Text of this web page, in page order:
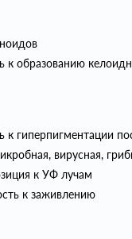
к образованию
гиперпигментации
вирусная,
к УФ лучам
к заживлению